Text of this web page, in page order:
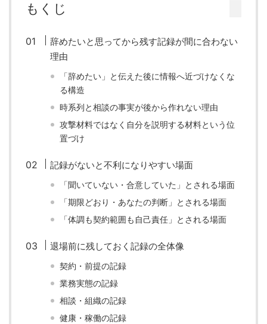
もくじ
辞めたいと思ってから残す記録が間に合わない
理由
「辞めたい」と伝えた後に情報へ近づけなくな
る構造
時系列と相談の事実が後から作れない理由
攻撃材料ではなく自分を説明する材料という位
置づけ
記録がないと不利になりやすい場面
「聞いていない・合意していた」とされる場面
「期限どおり・あなたの判断」とされる場面
「体調も契約範囲も自己責任」とされる場面
退場前に残しておく記録の全体像
契約・前提の記録
業務実態の記録
相談・組織の記録
健康・稼働の記録